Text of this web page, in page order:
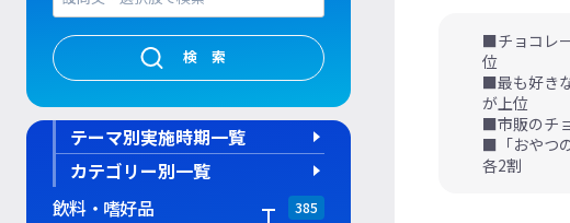
検索
テーマ別実施時期一覧
カテゴリー別一覧
飲料・嗜好品
385
■チョコレ
位
■最も好き
が上位
■市販のチ
■「おやつ
各2割